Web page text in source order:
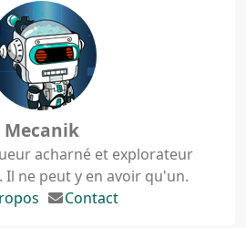
Mecanik
acharné et explorateur
ne peut y en avoir qu'un.
Contact